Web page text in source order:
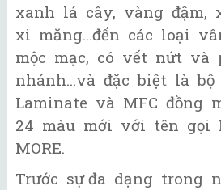
xanh lá cây, vàng đậm,
xi măng...đến các loại
mộc mạc, có vết nứt và
nhánh...và đặc biệt là
Laminate và MFC đồng
24 màu mới với tên gọi
MORE.
Trước sự đa dạng trong